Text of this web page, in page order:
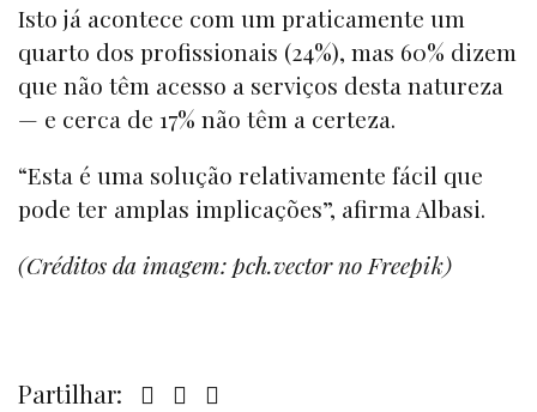
Isto já acontece com um praticamente um
quarto dos profissionais (24%), mas 60% dizem
que não têm acesso a serviços desta natureza
— e cerca de 17% não têm a certeza.
“Esta é uma solução relativamente fácil que
pode ter amplas implicações”, afirma Albasi.
(Créditos da imagem: pch.vector no Freepik)
Partilhar: